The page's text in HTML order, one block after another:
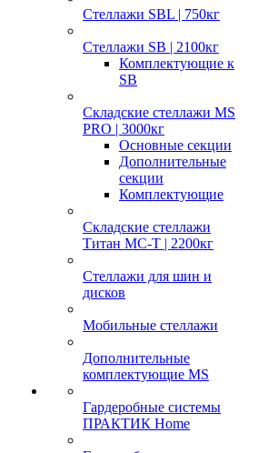
Стеллажи SBL | 750кг
Стеллажи SB | 2100кг
Комплектующие к
SB
Складские стеллажи MS
PRO | 3000кг
Основные секции
Дополнительные
секции
Комплектующие
Складские стеллажи
Титан МС-Т | 2200кг
Стеллажи для шин и
дисков
Мобильные стеллажи
Дополнительные
комплектующие MS
Гардеробные системы
ПРАКТИК Home